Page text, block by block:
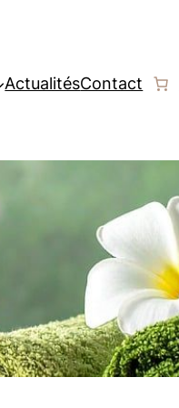
ActualitésContact